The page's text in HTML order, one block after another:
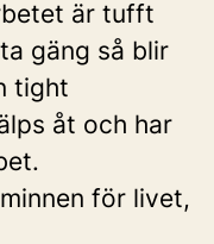
är tufft
gäng så blir
tight
åt och har
för livet,